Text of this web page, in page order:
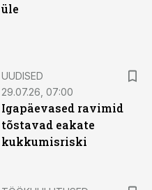
üle
UUDISED
29.07.26, 07:00
Igapäevased ravimid
tõstavad eakate
kukkumisriski